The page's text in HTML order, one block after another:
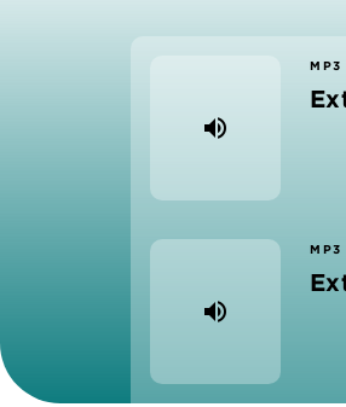
volume_up
MP3
volume_up
MP3